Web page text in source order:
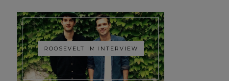
ROOSEVELT IM INTERVIEW